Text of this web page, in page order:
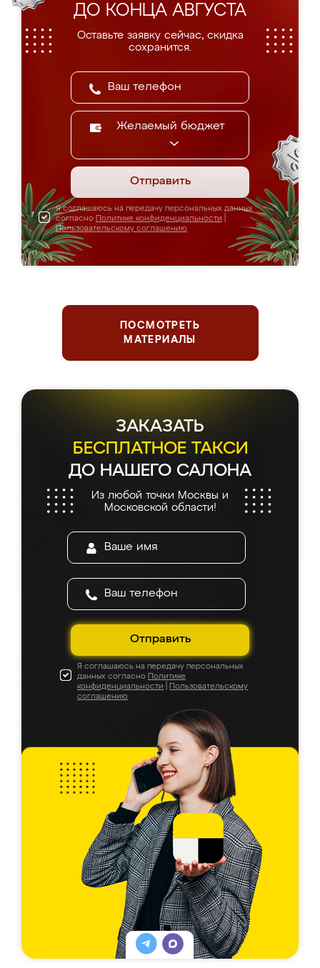
ДО КОНЦА АВГУСТА
Оставьте заявку сейчас, скидка
сохранится.
Желаемый бюджет
Отправить
Я соглашаюсь на передачу персональных данных
согласно Политике конфиденциальности
Пользовательскому соглашению
ПОСМОТРЕТЬ
МАТЕРИАЛЫ
ЗАКАЗАТЬ
БЕСПЛАТНОЕ ТАКСИ
ДО НАШЕГО САЛОНА
Из любой точки Москвы и
Московской области!
Отправить
Я соглашаюсь на передачу персональных
данных согласно Политике
конфиденциальности
Пользовательскому
соглашению